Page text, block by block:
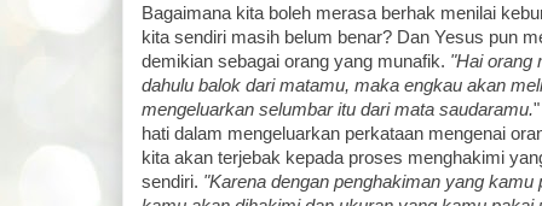
Bagaimana kita boleh merasa berhak menilai
kita sendiri masih belum benar? Dan Yesus pun
demikian sebagai orang yang munafik. "Hai orang
dahulu balok dari matamu, maka engkau akan
mengeluarkan selumbar itu dari mata saudaramu.
hati dalam mengeluarkan perkataan mengenai
kita akan terjebak kepada proses menghakimi
sendiri. "Karena dengan penghakiman yang